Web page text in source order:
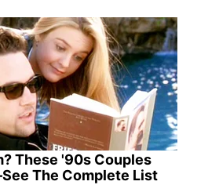
These '90s Couples
The Complete List